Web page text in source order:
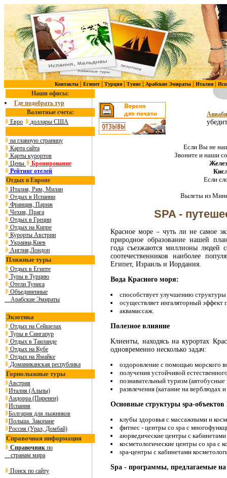
Контакты Египет| Турция| Тунис| Арабские Эмираты| Италия|
Наши офисы:
Где подобрать тур
Валютные счета:
Евро
доллары США
на главную страницу
Карта сайта
Карты курортов
Цены
Бронирование
Рейтинг отелей
Отдых в Европе
Италия, Рим, Милан
Отдых в Испании
Франция, Париж
Чехия, Прага
Отдых в Греции
Отдых на Кипре
Курорты Австрии
Украина,Киев
Англия,Лондон
Пляжные туры
Отдых в Египте
Туры в Турцию
Отели Туниса
Объединенные
Арабские Эмираты
Экзотика
Отдых на Сейшелах
Туры в Сингапур
Отдых в Таиланде
Отдых на Кубе
Отдых на Ямайке
Доминиканская республика
Горнолыжные туры
Австрия
Италия (Альпы)
Андорра (Пиренеи)
Испания
Болгария для лыжников
Польша. Закопане
Россия (Урал, Домбай)
Справочная информация
Справочник по
странам мира
Поиск по сайту
Если Вы не
Звоните и наши
Если
Вылеты из
SPA -
Красное море – чуть ли не самое
природное образование нашей
года съезжаются миллионы людей
соотечественников наиболее
Египет, Израиль и Иордания.
Вода Красного моря:
способствует улучшению структуры
осуществляет ингаляторный эффект
аквамассаж.
Полезное влияние
Клиенты, находясь на курортах
одновременно несколько задач:
оздоровление с помощью морского
получения устойчивой
познавательный туризм
развлечения (катание на верблюдах
Основные структуры spa-
клубы здоровья с массажными и
фитнес - центры со spa с
аюрведические центры с
косметологические центры со spa с
spa-центры с кабинетами
Spa - программы, предлагаемые